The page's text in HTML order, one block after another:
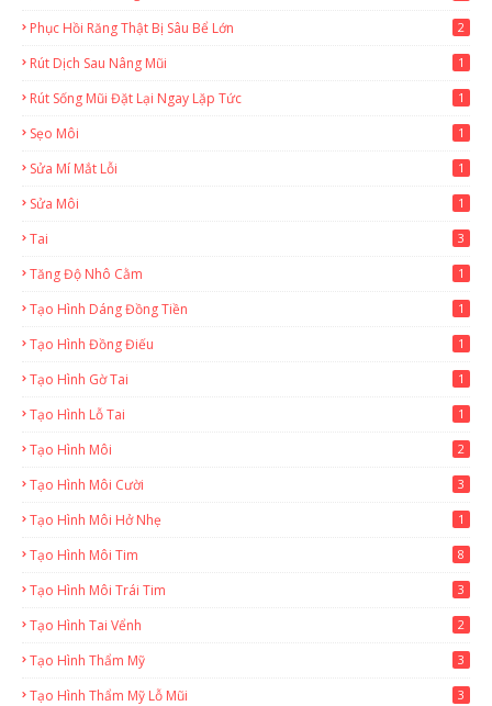
Phục Hồi Răng Thật Bị Sâu Bể Lớn
2
Rút Dịch Sau Nâng Mũi 1
Rút Sống Mũi Đặt Lại Ngay Lặp Tức 1
Sẹo Môi 1
Sửa Mí Mắt Lỗi 1
Sửa Môi 1
Tai 3
Tăng Độ Nhô Cằm 1
Tạo Hình Dáng Đồng Tiền 1
Tạo Hình Đồng Điếu 1
Tạo Hình Gờ Tai 1
Tạo Hình Lỗ Tai 1
Tạo Hình Môi 2
Tạo Hình Môi Cười 3
Tạo Hình Môi Hở Nhẹ 1
Tạo Hình Môi Tim 8
Tạo Hình Môi Trái Tim 3
Tạo Hình Tai Vểnh 2
Tạo Hình Thẩm Mỹ 3
Tạo Hình Thẩm Mỹ Lỗ Mũi 3